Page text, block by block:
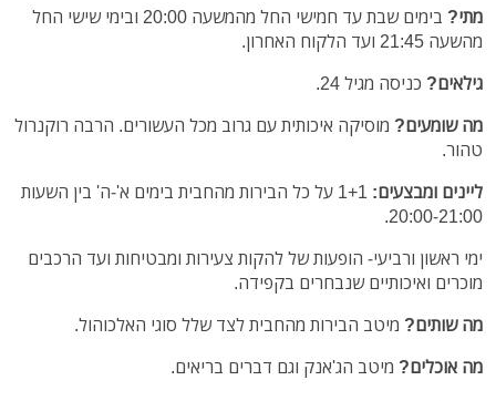
מתי?
בימים שבת עד חמישי החל מהמשעה 20:00 ובימי שישי החל
מהשעה 21:45 ועד הלקוח האחרון.
גילאים? כניסה מגיל 24.
מה שומעים? מוסיקה איכותית עם גרוב מכל העשורים. הרבה רוקנרול
טהור.
ליינים ומבצעים:
1+1 על כל הבירות מהחבית בימים א'-ה' בין השעות
20:00-21:00.
ימי ראשון ורביעי- הופעות של להקות צעירות ומבטיחות ועד הרכבים
מוכרים ואיכותיים שנבחרים בקפידה.
מה שותים? מיטב הבירות מהחבית לצד שלל סוגי האלכוהול.
מה אוכלים? מיטב הג'אנק וגם דברים בריאים.